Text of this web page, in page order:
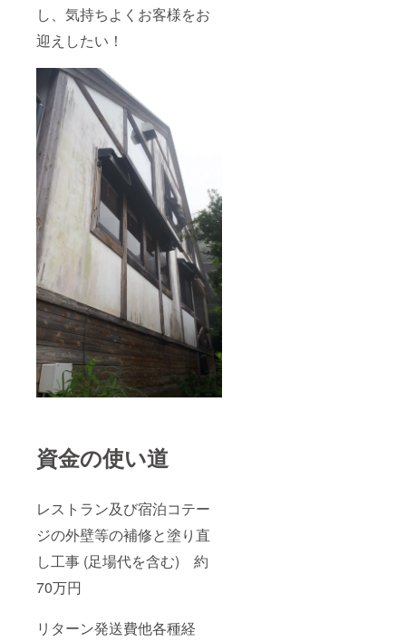
し、気持ちよくお客様をお
迎えしたい！
資金の使い道
レストラン及び宿泊コテー
ジの外壁等の補修と塗り直
し工事 (足場代を含む) 約
70万円
リターン発送費他各種経